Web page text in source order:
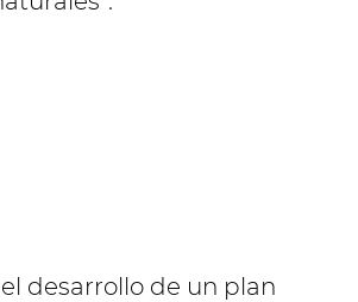
desarrollo de un plan